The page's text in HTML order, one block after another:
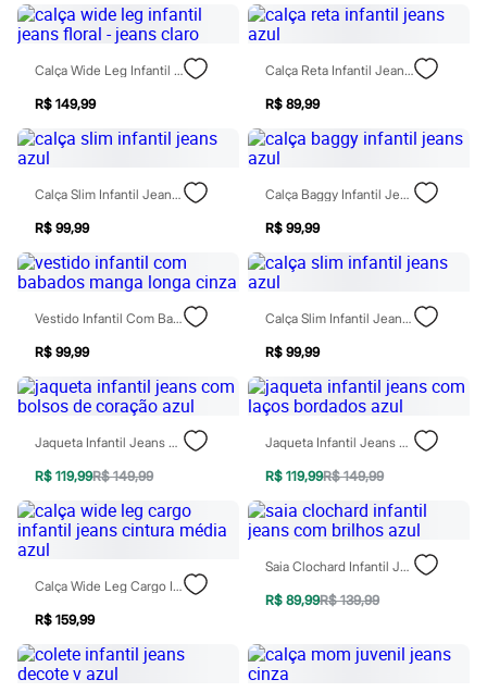
Todos os produtos
Infantil
Em alta
Arrumadinho para os meninos
Romântico para as meninas
Inverno
Novidades
Roupas menina
0 a 24 meses
1 a 5 anos
4 a 12 anos
10 a 16 anos
Roupas menino
0 a 24 meses
1 a 5 anos
10 a 16 anos
Acessórios
Recém-nascido
Bolsas e Mochilas
Chapéus
Botas
Chinelos
Pantufas
Rasteirinhas
Sandálias
Tênis
Diversão
Marcas
Baby Club
Fifteen
Miss Fifteen
Palomino
Moda íntima
Calça Wide Leg Infantil Jeans Floral - Jeans Claro
R$ 149,99
Calça Reta Infantil Jeans Azul
R$ 89,99
Calça Slim Infantil Jeans Azul
R$ 99,99
Calça Baggy Infantil Jeans Azul
R$ 99,99
Vestido Infantil Com Babados Manga Longa Cinza
R$ 99,99
Calça Slim Infantil Jeans Azul
R$ 99,99
Jaqueta Infantil Jeans Com Bolsos De Coração Azul
R$ 119,99R$ 149,99
Jaqueta Infantil Jeans Com Laços Bordados Azul
R$ 119,99R$ 149,99
Calça Wide Leg Cargo Infantil Jeans Cintura Média Azul
R$ 159,99
Saia Clochard Infantil Jeans Com Brilhos Azul
R$ 89,99R$ 139,99